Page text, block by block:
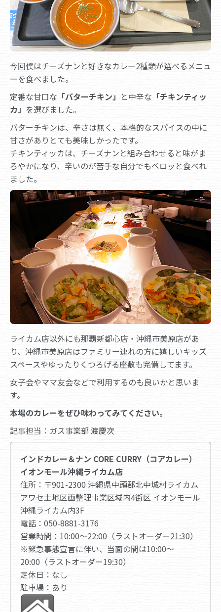
今回僕はチーズナンと好きなカレー2種類が選べるメニュ
ーを食べました。
定番な甘口な 「バターチキン」 と中辛な 「チキンティッ
カ」 を選びました。
バターチキンは、辛さは無く、本格的なスパイスの中に
甘さがありとても美味しかったです。
チキンティッカは、チーズナンと組み合わせると味がま
ろやかになり、辛いのが苦手な自分でもペロッと食べれ
ました。
ライカム店以外にも那覇新都心店・沖縄市美原店があ
り、沖縄市美原店はファミリー連れの方に嬉しいキッズ
スペースやゆったりくつろげる座敷も完備してます。
女子会やママ友会などで利用するのも良いかと思いま
す。
本場のカレーをぜひ味わってみてください。
記事担当：ガス事業部 渡慶次
インドカレー＆ナン CORE CURRY（コアカレー）
イオンモール沖縄ライカム店
住所：〒901-2300 沖縄県中頭郡北中城村ライカム
アワセ土地区画整理事業区域内4街区 イオンモール
沖縄ライカム内3F
電話：050-8881-3176
営業時間：10:00～22:00（ラストオーダー21:30）
※緊急事態宣言に伴い、当面の間は10:00～
20:00（ラストオーダー19:30）
定休日：なし
駐車場：あり